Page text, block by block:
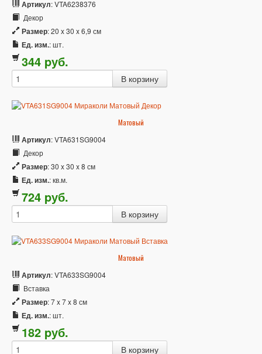
Артикул: VTA6238376
Декор
Размер: 20 x 30 x 6,9 см
Ед. изм.: шт.
344 pуб.
Матовый
Артикул: VTA631SG9004
Декор
Размер: 30 x 30 x 8 см
Ед. изм.: кв.м.
724 pуб.
Матовый
Артикул: VTA633SG9004
Вставка
Размер: 7 x 7 x 8 см
Ед. изм.: шт.
182 pуб.